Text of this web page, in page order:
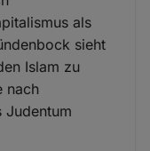
als
sieht
Islam zu
nach
Judentum